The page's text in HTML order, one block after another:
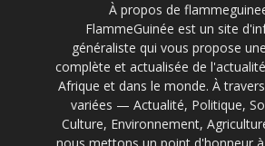
À propos de
FlammeGuinée est un site
généraliste qui vous propose
complète et actualisée de
Afrique et dans le monde. À
variées — Actualité, Politique,
Culture, Environnement,